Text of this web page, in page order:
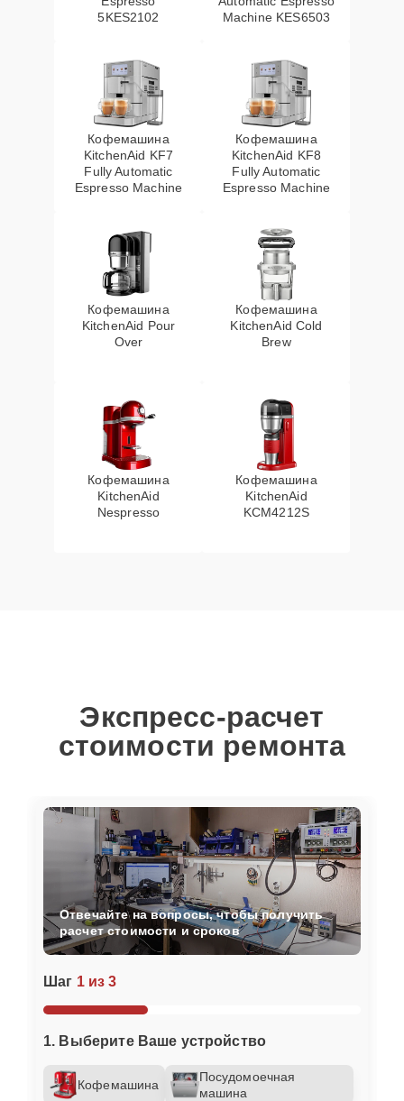
5KES2102
Machine KES6503
Кофемашина
KitchenAid KF7
Fully Automatic
Espresso Machine
Кофемашина
KitchenAid KF8
Fully Automatic
Espresso Machine
Кофемашина
KitchenAid Pour
Over
Кофемашина
KitchenAid Cold
Brew
Кофемашина
KitchenAid
Nespresso
Кофемашина
KitchenAid
KCM4212S
Экспресс-расчет
стоимости ремонта
Шаг 1 из 3
1. Выберите Ваше устройство
Кофемашина
Посудомоечная
машина
Отвечайте на вопросы, чтобы получить
расчет стоимости и сроков